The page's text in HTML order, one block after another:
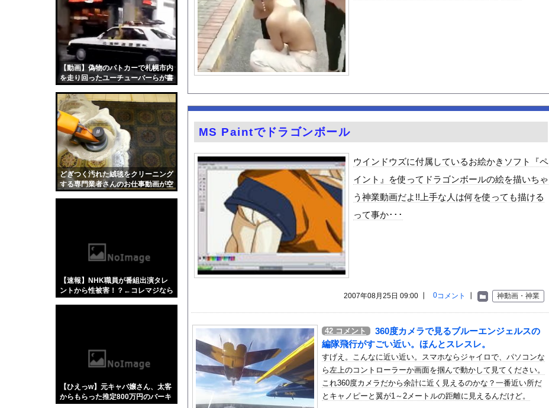
【動画】偽物のパトカーで札幌市内
を走り回ったユーチューバーらが書
どぎつく汚れた絨毯をクリーニング
する専門業者さんのお仕事動画が空
【速報】NHK職員が番組出演タレ
ントから性被害！？←コレマジなら
【ひえっw】元キャバ嬢さん、太客
からもらった推定800万円のバーキ
韓国国会、サッカー前代表監督を追及「なぜ負けたのか」
日本旅行キャンセルすべきか…1万年ぶり史上最大級の火山の兆し＝韓国の反応
うちのネコが目の前にいた。私が上に物を投げるフリをする → 猫はこうなります…
【画像】森高千里(55) 「ミニスカートはとてもムリよ若い子には負けるわ」←ワイらに...
【画像】つるの剛士「キムタクを模写した」ﾊﾟｼｬｯｗｗｗｗｗｗｗｗｗ
女性インフルエンサー「20歳でアルファード一括で買えちゃう私って素敵」→画像にアレが...
友廣南実アナ 海に落ちてパンツが透けてしまうハプニング！！【GIF動画あり】
道の駅に野菜や果物出荷してるんやけど「こういうの欲しい」とかある？
井上晴美、乳首ヘアヌードや濡れ場おっぱいがエロ過ぎる！人生最後のラスト写真集、最高！...
【画像】ネギに豚バラを巻いて焼いただけの料理、なぜかグロいｗｗｗｗｗ
天下一品とかいう定期的に行っては「こんなもんか…」ってなるラーメン屋wwwwwww
【ディズニー】高級ホテルでお馴染みのホテルミラコスタさん 値上げして改悪していたこと...
【動画】移民受け入れ派のパヨおば、自分の家に来られたら全力で拒否るｗｗｗｗｗｗｗｗｗ...
グラドル後藤まつりと至近距離でイチャイチャできる新作イメビが出たぞ！
『悪役令嬢転生おじさん』6話感想 モブ令嬢に絡まれるアンナ！
【Xの車窓から】オービスかと思ったら野生の炊飯器で草 ほか
【4/4】嫁が浮気をしている。私の知らないスマホで連絡を取り合い、日中会ったりしてい...
本田望結、お○ぱいがでかすぎて浴衣を突き破ってしまう…
隣の臭デブキング貧乏揺すり背中のけぞりキョロ厨カンスケデブがウザすぎて心が折れそう…
「被告はモンスター」元ジャンポケ斉藤慎二被告に懲役７年求刑でほぼ実刑確実？弁護側の主...
伊Autosprint誌：ニューエイ代表渾身のアストンマーチンAMR26を改善に導い...
MS Paintでドラゴンボール
ウインドウズに付属しているお絵かきソフト『ペ
イント』を使ってドラゴンボールの絵を描いちゃ
う神業動画だよ!!上手な人は何を使っても描ける
って事か･･･
神動画・神業
0コメント
2007年08月25日 09:00 ┃
42 コメント
360度カメラで見るブルーエンジェルスの
編隊飛行がすごい近い。ほんとスレスレ。
すげえ。こんなに近い近い。スマホならジャイロで、パソコンな
ら左上のコントローラーか画面を掴んで動かして見てください。
これ360度カメラだから余計に近く見えるのかな？一番近い所だ
とキャノピーと翼が1～2メートルの距離に見えるんだけど。